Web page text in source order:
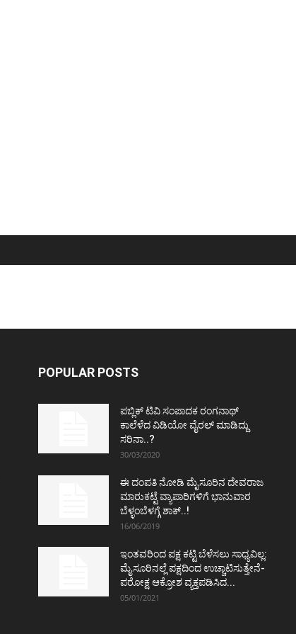
POPULAR POSTS
ಪಬ್ಲಿಕ್ ಟಿವಿ ಸಂಪಾದಕ ರಂಗನಾಥ್
ಕಾಲೆಳೆದ ವಿಡಿಯೋ ವೈರಲ್ ಮಾಡಿದ್ದು
ಸರಿನಾ..?
30/03/2020
ಈ ದಂಪತಿ ನೋಡಿ ಮೈಸೂರಿನ ದೇವರಾಜ
ಮಾರುಕಟ್ಟೆ ವ್ಯಾಪಾರಿಗಳಿಗೆ ಭಾನುವಾರ
ಬೆಳ್ಳಂಬೆಳಗ್ಗೆ ಶಾಕ್..!
16/06/2019
ಇಂತವರಿಂದ ಪಕ್ಷ ಕಟ್ಟಿ ಬೆಳೆಸಲು ಸಾಧ್ಯವಿಲ್ಲ:
ಮೈಸೂರಿನಲ್ಲೆ ಪಕ್ಷದಿಂದ ಉಚ್ಚಾಟಿಸುತ್ತೇನೆ-
ಪರೋಕ್ಷ ಆಕ್ರೋಶ ವ್ಯಕ್ತಪಡಿಸಿದ...
05/01/2021